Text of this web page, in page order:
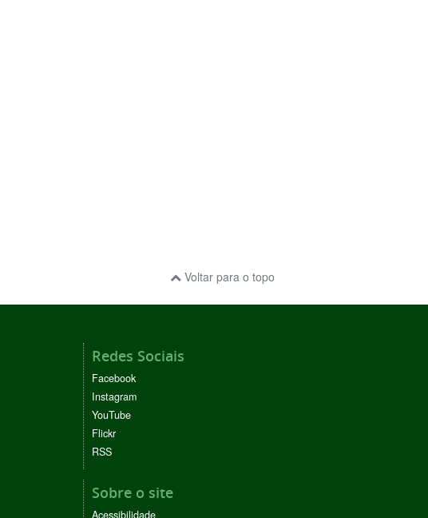
Voltar para o topo
Redes Sociais
Facebook
Instagram
YouTube
Flickr
RSS
Sobre o site